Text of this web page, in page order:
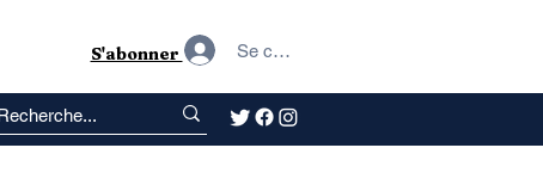
Se connecter
S'abonner